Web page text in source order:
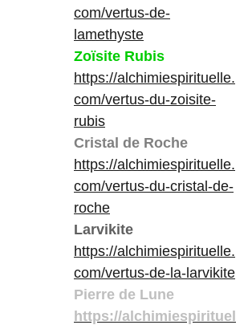
com/vertus-de-
lamethyste
Zoïsite Rubis
https://alchimiespirituelle.
com/vertus-du-zoisite-
rubis
Cristal de Roche
https://alchimiespirituelle.
com/vertus-du-cristal-de-
roche
Larvikite
https://alchimiespirituelle.
com/vertus-de-la-larvikite
Pierre de Lune
https://alchimiespirituel